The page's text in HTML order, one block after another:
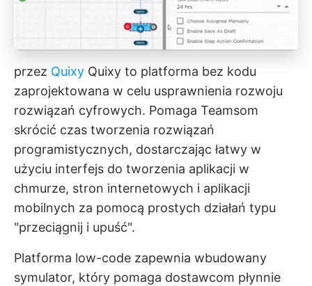
przez Quixy Quixy to platforma bez kodu
zaprojektowana w celu usprawnienia rozwoju
rozwiązań cyfrowych. Pomaga Teamsom
skrócić czas tworzenia rozwiązań
programistycznych, dostarczając łatwy w
użyciu interfejs do tworzenia aplikacji w
chmurze, stron internetowych i aplikacji
mobilnych za pomocą prostych działań typu
"przeciągnij i upuść".
Platforma low-code zapewnia wbudowany
symulator, który pomaga dostawcom płynnie